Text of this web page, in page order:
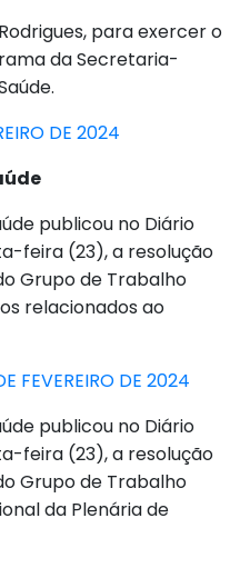
para exercer o
da Secretaria-
DE 2024
publicou no Diário
feira (23), a resolução
Grupo de Trabalho
relacionados ao
FEVEREIRO DE 2024
publicou no Diário
feira (23), a resolução
Grupo de Trabalho
da Plenária de